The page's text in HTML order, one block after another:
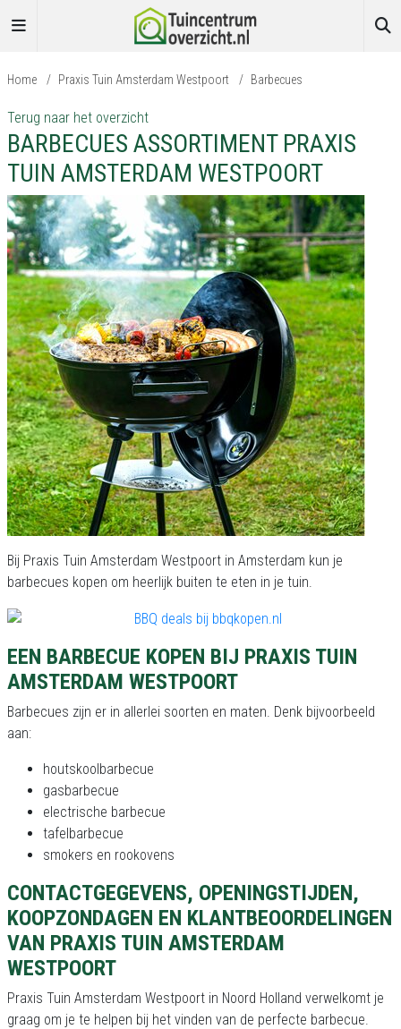
Home / Praxis Tuin Amsterdam Westpoort / Barbecues
Terug naar het overzicht
BARBECUES ASSORTIMENT PRAXIS
TUIN AMSTERDAM WESTPOORT
Bij Praxis Tuin Amsterdam Westpoort in Amsterdam kun je
barbecues kopen om heerlijk buiten te eten in je tuin.
EEN BARBECUE KOPEN BIJ PRAXIS TUIN
AMSTERDAM WESTPOORT
Barbecues zijn er in allerlei soorten en maten. Denk bijvoorbeeld
aan:
houtskoolbarbecue
gasbarbecue
electrische barbecue
tafelbarbecue
smokers en rookovens
CONTACTGEGEVENS, OPENINGSTIJDEN,
KOOPZONDAGEN EN KLANTBEOORDELINGEN
VAN PRAXIS TUIN AMSTERDAM
WESTPOORT
Praxis Tuin Amsterdam Westpoort in Noord Holland verwelkomt je
graag om je te helpen bij het vinden van de perfecte barbecue.